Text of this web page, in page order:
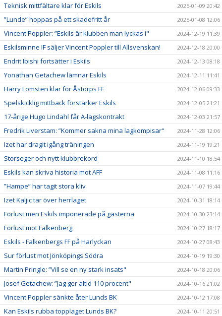
Teknisk mittfältare klar för Eskils 2025-01-09 20:42
”Lunde” hoppas på ett skadefritt år 2025-01-08 12:06
Vincent Poppler: ”Eskils är klubben man lyckas i" 2024-12-19 11:39
Eskilsminne IF säljer Vincent Poppler till Allsvenskan! 2024-12-18 20:00
Endrit Ibishi fortsätter i Eskils 2024-12-13 08:18
Yonathan Getachew lämnar Eskils 2024-12-11 11:41
Harry Lomsten klar för Åstorps FF 2024-12-06 09:33
Spelskicklig mittback förstärker Eskils 2024-12-05 21:21
17-årige Hugo Lindahl får A-lagskontrakt 2024-12-03 21:57
Fredrik Liverstam: ”Kommer sakna mina lagkompisar" 2024-11-28 12:06
Izet har dragit igång träningen 2024-11-19 19:21
Storseger och nytt klubbrekord 2024-11-10 18:54
Eskils kan skriva historia mot ÄFF 2024-11-08 11:16
”Hampe” har tagit stora kliv 2024-11-07 19:44
Izet Kaljic tar över herrlaget 2024-10-31 18:14
Förlust men Eskils imponerade på gästerna 2024-10-30 23:14
Förlust mot Falkenberg 2024-10-27 18:17
Eskils - Falkenbergs FF på Harlyckan 2024-10-27 08:43
Sur förlust mot Jönköpings Södra 2024-10-19 19:30
Martin Pringle: ”Vill se en ny stark insats" 2024-10-18 20:06
Josef Getachew: ”Jag ger altid 110 procent" 2024-10-16 21:02
Vincent Poppler sänkte åter Lunds BK 2024-10-12 17:08
Kan Eskils rubba topplaget Lunds BK? 2024-10-11 20:51